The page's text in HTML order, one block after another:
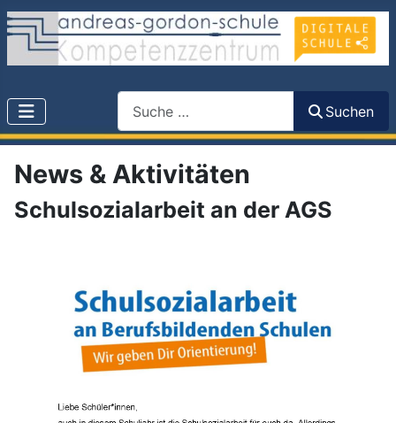
Suchen
News & Aktivitäten
Schulsozialarbeit an der AGS